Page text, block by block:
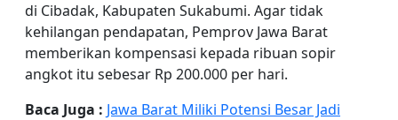
di Cibadak, Kabupaten Sukabumi. Agar tidak
kehilangan pendapatan, Pemprov Jawa Barat
memberikan kompensasi kepada ribuan sopir
angkot itu sebesar Rp 200.000 per hari.
Baca Juga : Jawa Barat Miliki Potensi Besar Jadi